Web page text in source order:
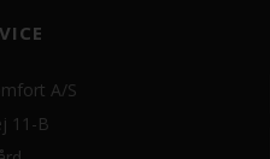
A/S
11-B